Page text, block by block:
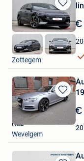
Bewaren
in
Mijn
Favorieten
€
GDC Auto
Zottegem
Bewaren
in
Favorieten
€
Raz
Wevelgem